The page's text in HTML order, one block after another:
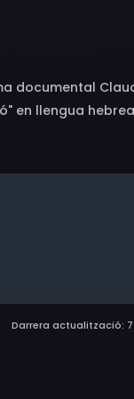
Raul Hilberg,
Henrik
Moshe
documental
en llengua
tots
que no pot caure
Darrera actualització: